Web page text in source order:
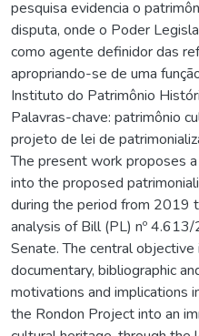
pesquisa evidencia o
disputa, onde o Poder
como agente definidor das
apropriando-se de uma
Instituto do Patrimônio
Palavras-chave: patrimônio
projeto de lei de
The present work proposes
into the proposed
during the period from 2019
analysis of Bill (PL) nº
Senate. The central
documentary, bibliographic
motivations and implications
the Rondon Project into an